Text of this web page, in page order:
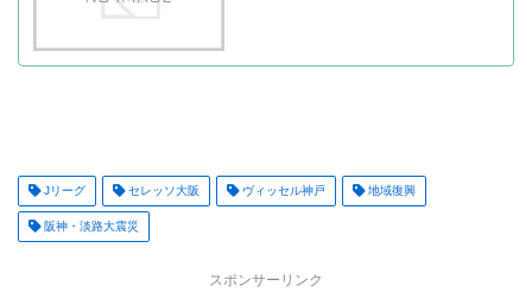
Jリーグ セレッソ大阪 ヴィッセル神戸 地域復興
阪神・淡路大震災
スポンサーリンク